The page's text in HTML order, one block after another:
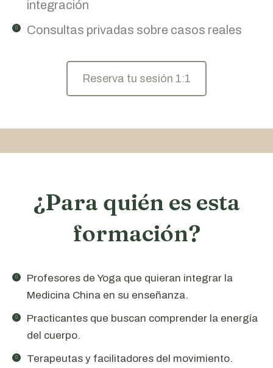
integración
Consultas privadas sobre casos reales
Reserva tu sesión 1:1
¿Para quién es esta
formación?
Profesores de Yoga que quieran integrar la
Medicina China en su enseñanza.
Practicantes que buscan comprender la energía
del cuerpo.
Terapeutas y facilitadores del movimiento.